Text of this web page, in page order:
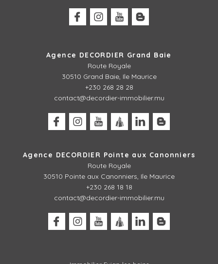
Agence DECORDIER Grand Baie
Route Royale
30510 Grand Baie, Ile Maurice
+230 268 28 28
contact@decordier-immobilier.mu
Agence DECORDIER Pointe aux Canonniers
Route Royale
30510 Pointe aux Canonniers, Ile Maurice
+230 268 18 18
contact@decordier-immobilier.mu